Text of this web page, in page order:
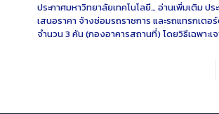
ประกาศมหาวิทยาลัยเทคโนโลยี…อ่านเพิ่มเติมปร
เสนอราคา จ้างซ่อมรถราชการ และรถแทรกเตอ
จำนวน 3 คัน (กองอาคารสถานที่) โดยวิธีเฉพาะเจ